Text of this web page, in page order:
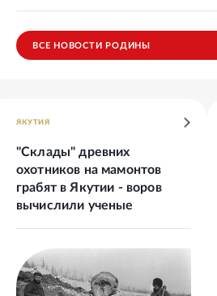
ВСЕ НОВОСТИ РОДИНЫ
ЯКУТИЯ
"Склады" древних
охотников на мамонтов
грабят в Якутии - воров
вычислили ученые